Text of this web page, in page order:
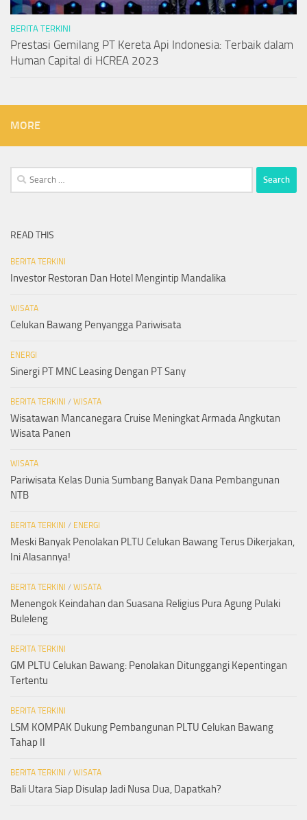
BERITA TERKINI
Prestasi Gemilang PT Kereta Api Indonesia: Terbaik dalam
Human Capital di HCREA 2023
MORE
Search
for:
READ THIS
BERITA TERKINI
Investor Restoran Dan Hotel Mengintip Mandalika
WISATA
Celukan Bawang Penyangga Pariwisata
ENERGI
Sinergi PT MNC Leasing Dengan PT Sany
BERITA TERKINI / WISATA
Wisatawan Mancanegara Cruise Meningkat Armada Angkutan
Wisata Panen
WISATA
Pariwisata Kelas Dunia Sumbang Banyak Dana Pembangunan
NTB
BERITA TERKINI / ENERGI
Meski Banyak Penolakan PLTU Celukan Bawang Terus Dikerjakan,
Ini Alasannya!
BERITA TERKINI / WISATA
Menengok Keindahan dan Suasana Religius Pura Agung Pulaki
Buleleng
BERITA TERKINI
GM PLTU Celukan Bawang: Penolakan Ditunggangi Kepentingan
Tertentu
BERITA TERKINI
LSM KOMPAK Dukung Pembangunan PLTU Celukan Bawang
Tahap II
BERITA TERKINI / WISATA
Bali Utara Siap Disulap Jadi Nusa Dua, Dapatkah?